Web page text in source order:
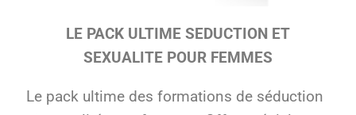
LE PACK ULTIME SEDUCTION ET
SEXUALITE POUR FEMMES
Le pack ultime des formations de séduction